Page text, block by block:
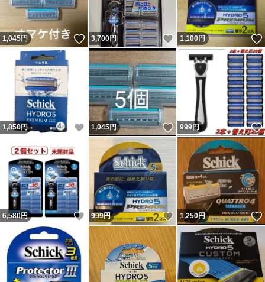
1,045円 いいね！
3,700円 いいね！
1,100円
1,850円 いいね！
1,045円 いいね！
999円
6,580円 いいね！
999円 いいね！
1,250円